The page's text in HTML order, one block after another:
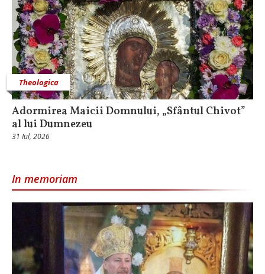
Theologica
Adormirea Maicii Domnului, „Sfântul Chivot”
al lui Dumnezeu
31 Iul, 2026
In memoriam